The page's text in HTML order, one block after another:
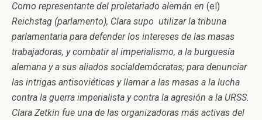
Como representante del proletariado alemán en (el)
Reichstag (parlamento), Clara supo utilizar la tribuna
parlamentaria para defender los intereses de las masas
trabajadoras, y combatir al imperialismo, a la burguesía
alemana y a sus aliados socialdemócratas; para denunciar
las intrigas antisoviéticas y llamar a las masas a la lucha
contra la guerra imperialista y contra la agresión a la URSS.
Clara Zetkin fue una de las organizadoras más activas del